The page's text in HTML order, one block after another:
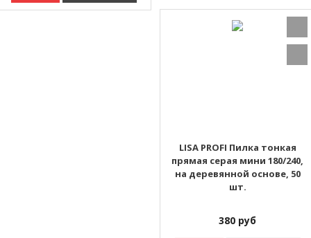
LISA PROFI Пилка тонкая
прямая серая мини 180/240,
на деревянной основе, 50
шт.
380 руб